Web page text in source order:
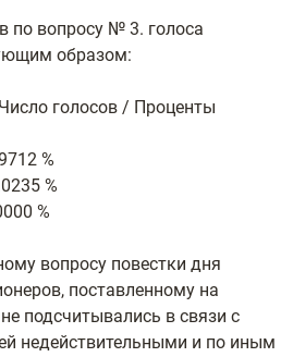
по вопросу № 3. голоса
образом:
голосов / Проценты
%
%
%
вопросу повестки дня
поставленному на
подсчитывались в связи с
недействительными и по иным